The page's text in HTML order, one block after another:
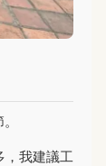
，我建議工